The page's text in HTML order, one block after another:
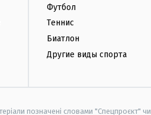
Футбол
Теннис
Биатлон
Другие виды спорта
позначені словами "Спецпроєкт" чи